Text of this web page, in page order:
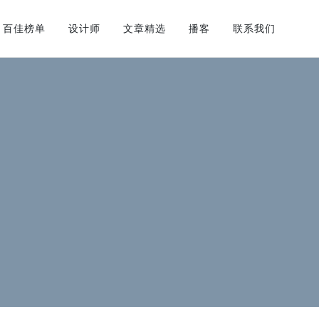
百佳榜单 设计师 文章精选 播客 联系我们